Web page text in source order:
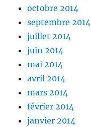
octobre 2014
septembre 2014
juillet 2014
juin 2014
mai 2014
avril 2014
mars 2014
février 2014
janvier 2014